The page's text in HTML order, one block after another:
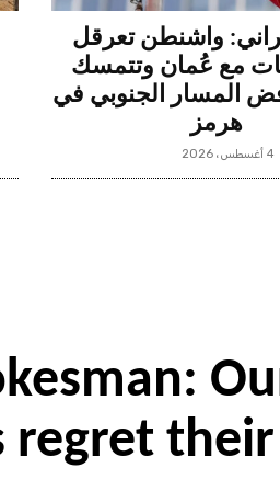
واشنطن تعرقل
مع عُمان وتتمسك
المسار الجنوبي في
هرمز
4 أغسطس، 2026